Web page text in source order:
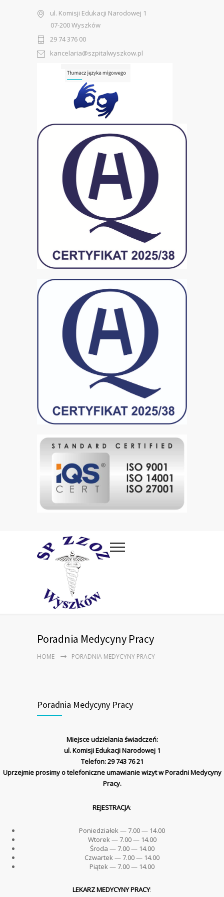
ul. Komisji Edukacji Narodowej 1
07-200 Wyszków
29 74 376 00
kancelaria@szpitalwyszkow.pl
Poradnia Medycyny Pracy
HOME PORADNIA MEDYCYNY PRACY
Poradnia Medycyny Pracy
Miejsce udziela­nia świad­czeń:
ul. Komisji Edukacji Nar­o­dowej 1
Tele­fon: 29 743 76 21
Uprze­jmie prosimy o tele­fon­iczne umaw­ian­ie wiz­yt w Porad­ni Medy­cyny
Pra­cy.
REJESTRACJA:
Poniedzi­ałek — 7.00 — 14.00
Wtorek — 7.00 — 14.00
Śro­da — 7.00 — 14.00
Czwartek — 7.00 — 14.00
Piątek — 7.00 — 14.00
LEKARZ MEDYCYNY PRACY: